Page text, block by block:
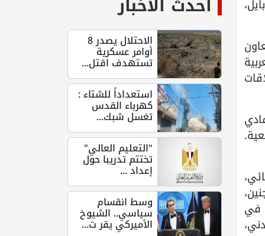
في
الاحتلال يصدر 8
أوامر عسكرية
تستهدف اقتل...
استعداداً للشتاء :
كهرباء القدس
تغسل شبك...
"التعليم العالي"
تختتم تدريبا حول
إعداد ...
وسط انقسام
سياسي.. الشيوخ
الأميركي يقر ت...